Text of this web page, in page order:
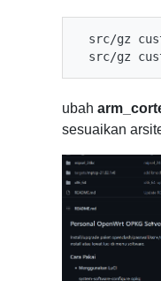
src/gz
ubah
sesuaikan